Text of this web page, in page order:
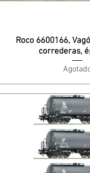
Roco 6600166,
correderas,